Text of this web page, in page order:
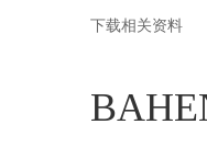
下载相关资料